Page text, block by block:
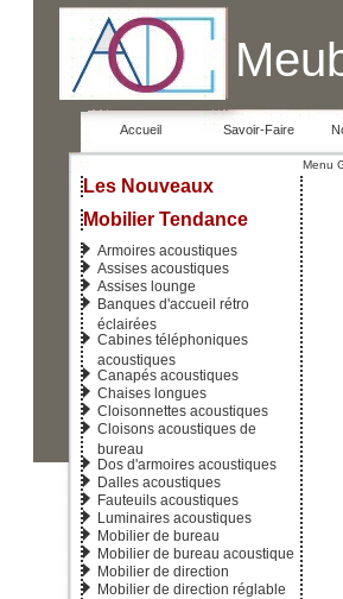
Accueil Savoir-Faire
Les Nouveaux
Mobilier Tendance
Armoires acoustiques
Assises acoustiques
Assises lounge
Banques d'accueil rétro
éclairées
Cabines téléphoniques
acoustiques
Canapés acoustiques
Chaises longues
Cloisonnettes acoustiques
Cloisons acoustiques de
bureau
Dos d'armoires acoustiques
Dalles acoustiques
Fauteuils acoustiques
Luminaires acoustiques
Mobilier de bureau
Mobilier de bureau acoustique
Mobilier de direction
Mobilier de direction réglable
Menu